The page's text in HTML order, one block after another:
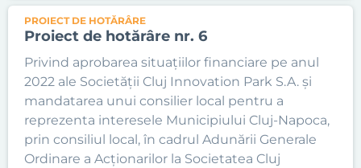
PROIECT DE HOTĂRÂRE
Proiect de hotărâre nr. 6
Privind aprobarea situațiilor financiare pe anul
2022 ale Societății Cluj Innovation Park S.A. și
mandatarea unui consilier local pentru a
reprezenta interesele Municipiului Cluj-Napoca,
prin consiliul local, în cadrul Adunării Generale
Ordinare a Acționarilor la Societatea Cluj